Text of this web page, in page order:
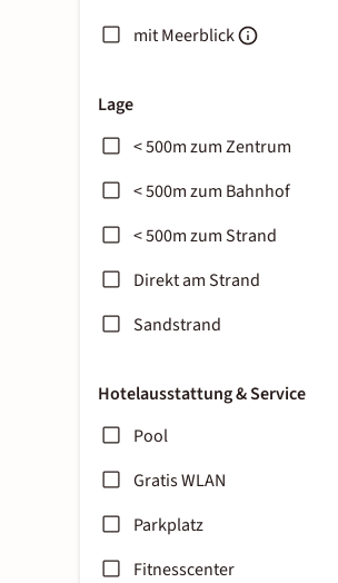
mit Meerblick
Lage
< 500m zum Zentrum
< 500m zum Bahnhof
< 500m zum Strand
Direkt am Strand
Sandstrand
Hotelausstattung & Service
Pool
Gratis WLAN
Parkplatz
Fitnesscenter